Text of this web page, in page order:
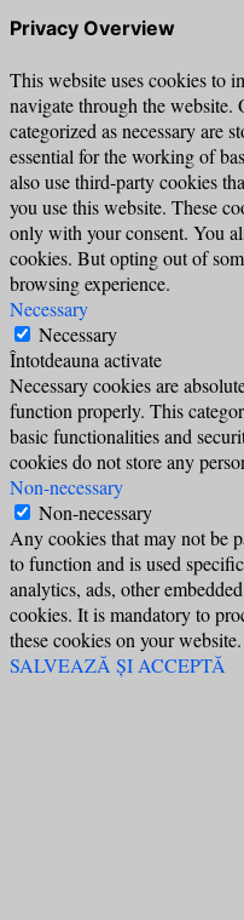
Privacy Overview
This website uses cookies to
navigate through the website.
categorized as necessary are
essential for the working of
also use third-party cookies
you use this website. These
only with your consent. You
cookies. But opting out of
browsing experience.
Necessary
Necessary
Întotdeauna activate
Necessary cookies are
function properly. This
basic functionalities and
cookies do not store any
Non-necessary
Non-necessary
Any cookies that may not be
to function and is used
analytics, ads, other
cookies. It is mandatory to
these cookies on your website.
SALVEAZĂ ȘI ACCEPTĂ